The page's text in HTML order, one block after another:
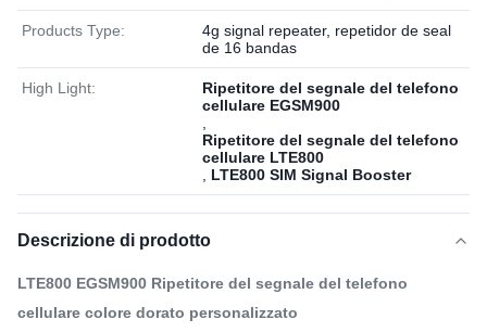
Products Type:
4g signal repeater, repetidor de seal
de 16 bandas
High Light:
Ripetitore del segnale del telefono
cellulare EGSM900
Ripetitore del segnale del telefono
cellulare LTE800
LTE800 SIM Signal Booster
Descrizione di prodotto
LTE800 EGSM900 Ripetitore del segnale del telefono
cellulare colore dorato personalizzato